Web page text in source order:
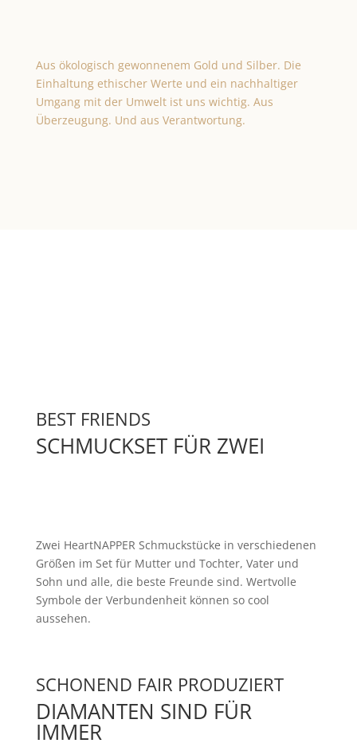
Aus ökologisch gewonnenem Gold und Silber. Die
Einhaltung ethischer Werte und ein nachhaltiger
Umgang mit der Umwelt ist uns wichtig. Aus
Überzeugung. Und aus Verantwortung.
BEST FRIENDS
SCHMUCKSET FÜR ZWEI
Zwei HeartNAPPER Schmuckstücke in verschiedenen
Größen im Set für Mutter und Tochter, Vater und
Sohn und alle, die beste Freunde sind. Wertvolle
Symbole der Verbundenheit können so cool
aussehen.
SCHONEND FAIR PRODUZIERT
DIAMANTEN SIND FÜR
IMMER